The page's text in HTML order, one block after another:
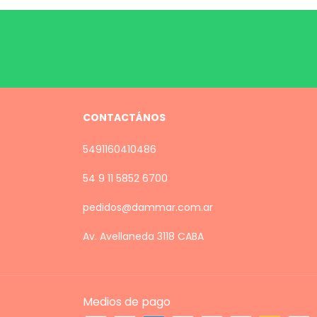
CONTACTÁNOS
5491160410486
54 9 11 5852 6700
pedidos@dammar.com.ar
Av. Avellaneda 3118 CABA
Medios de pago